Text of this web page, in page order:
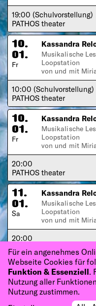
19:00 (Schulvorstellung)
PATHOS theater
10.
01.
Fr
Kassandra
Musikalische
Loopstation
von und mit
10:00 (Schulvorstellung)
PATHOS theater
10.
01.
Fr
Kassandra
Musikalische
Loopstation
von und mit
20:00
PATHOS theater
11.
01.
Sa
Kassandra
Musikalische
Loopstation
von und mit
20:00
PATHOS theater
Für ein angenehmes
Webseite Cookies für
Funktion & Essenziell.
Nutzung aller
Nutzung zustimmen.